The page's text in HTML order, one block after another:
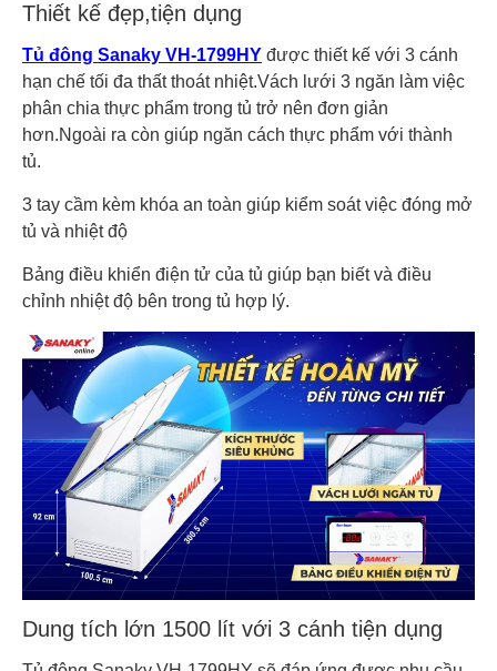
3 cánh
Thiết kế đẹp,tiện dụng
Tủ đông Sanaky VH-1799HY được thiết kế với 3 cánh
hạn chế tối đa thất thoát nhiệt.Vách lưới 3 ngăn làm việc
phân chia thực phẩm trong tủ trở nên đơn giản
hơn.Ngoài ra còn giúp ngăn cách thực phẩm với thành
tủ.
3 tay cầm kèm khóa an toàn giúp kiểm soát việc đóng mở
tủ và nhiệt độ
Bảng điều khiển điện tử của tủ giúp bạn biết và điều
chỉnh nhiệt độ bên trong tủ hợp lý.
Dung tích lớn 1500 lít với 3 cánh tiện dụng